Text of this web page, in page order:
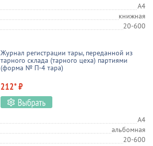
А4
книжная
20-600
Журнал регистрации тары, переданной из
тарного склада (тарного цеха) партиями
(форма № П-4 тара)
212* ₽
А4
альбомная
20-600